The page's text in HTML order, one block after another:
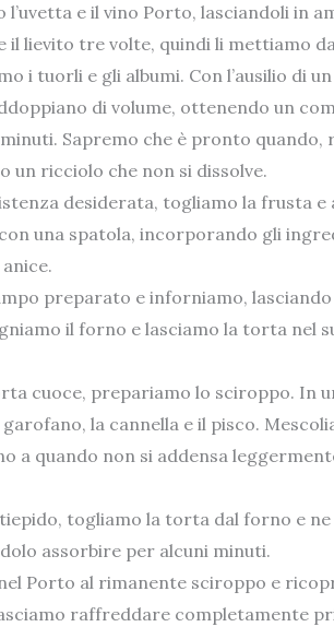
e il vino Porto, lasciandoli in
il lievito tre volte, quindi li mettiamo
i tuorli e gli albumi. Con l’ausilio di
di volume, ottenendo un
Sapremo che è pronto quando,
un ricciolo che non si dissolve.
desiderata, togliamo la frusta e
una spatola, incorporando gli
preparato e inforniamo,
il forno e lasciamo la torta nel
cuoce, prepariamo lo sciroppo. In
garofano, la cannella e il pisco.
a quando non si addensa
togliamo la torta dal forno e
assorbire per alcuni minuti.
Porto al rimanente sciroppo e
raffreddare completamente